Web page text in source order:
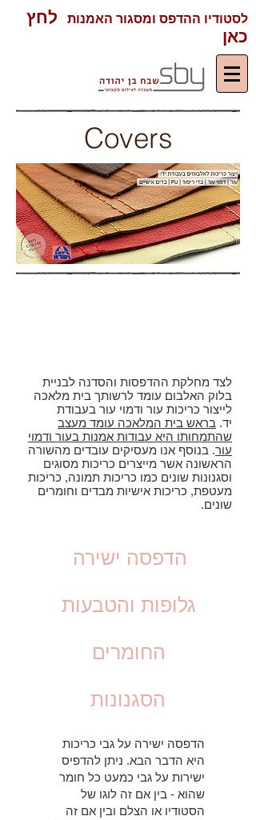
לסטודיו ההדפס ומסגור האמנות לחץ
כאן
Covers
לצד מחלקת ההדפסות והסדנה לבניית
בלוק האלבום עומד לרשותך בית מלאכה
לייצור כריכות עור ודמוי עור בעבודת
יד. בראש בית המלאכה עומד מעצב
שהתמחותו היא עבודות אמנות בעור ודמוי
עור. בנוסף אנו מעסיקים עובדים מהשורה
הראשונה אשר מייצרים כריכות מסוגים
וסגנונות שונים כמו כריכות תמונה, כריכות
מעטפת, כריכות אישיות מבדים וחומרים
שונים.
הדפסה ישירה
גלופות והטבעות
החומרים
הסגנונות
הדפסה ישירה על גבי כריכות
היא הדבר הבא. ניתן להדפיס
ישירות על גבי כמעט כל חומר
שהוא - בין אם זה לוגו של
הסטודיו או הצלם ובין אם זה